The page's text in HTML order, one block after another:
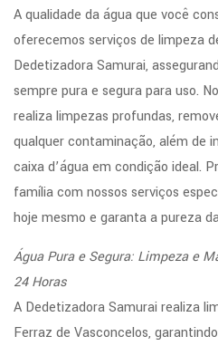
A qualidade da água que você
oferecemos serviços de limpeza
Dedetizadora Samurai,
sempre pura e segura para uso.
realiza limpezas profundas,
qualquer contaminação, além de
caixa d’água em condição ideal.
família com nossos serviços
hoje mesmo e garanta a pureza
Água Pura e Segura: Limpeza e
24 Horas
A Dedetizadora Samurai realiza
Ferraz de Vasconcelos,